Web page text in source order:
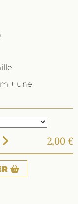
+ une
2,00 €